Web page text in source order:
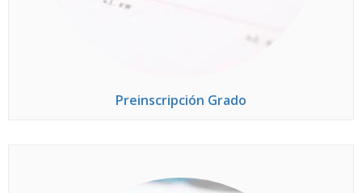
Preinscripción Grado